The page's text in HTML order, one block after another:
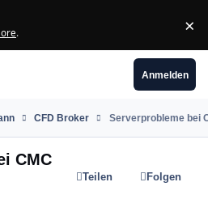
. ×
Anmelden
CFD Broker Serverprobleme bei
CMC
Teilen Folgen